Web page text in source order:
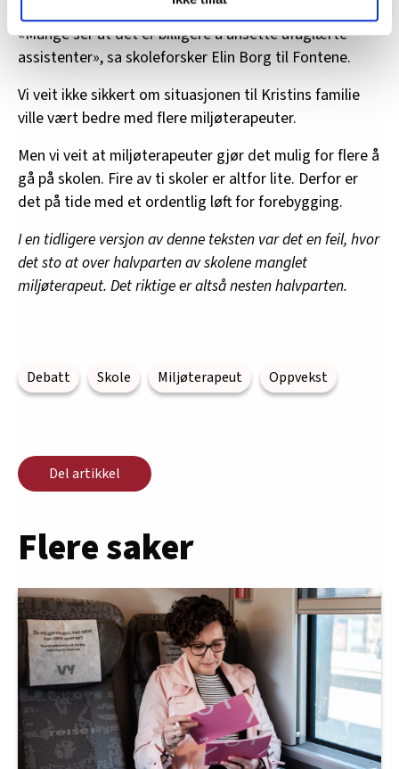
og fontene.no bruker informasjonskapsler (cookies) for å
lære hvordan våre nettsider blir brukt slik at vi tilby
relevant innhold, tilpassede annonser og utarbeide
statistikk.
Vi deler bare informasjon om hvordan du bruker
nettstedet med LO Medias egne samarbeidspartnere
innenfor analyse og annonsering. Disse er angitt i
oversikten lengre ned på denne siden.
«Mange ser at det er billigere å ansette ufaglærte
assistenter», sa skoleforsker Elin Borg til Fontene.
Vi veit ikke sikkert om situasjonen til Kristins familie
ville vært bedre med flere miljøterapeuter.
Men vi veit at miljøterapeuter gjør det mulig for flere å
gå på skolen. Fire av ti skoler er altfor lite. Derfor er
det på tide med et ordentlig løft for forebygging.
I en tidligere versjon av denne teksten var det en feil, hvor
det sto at over halvparten av skolene manglet
miljøterapeut. Det riktige er altså nesten halvparten.
Debatt Skole Miljøterapeut Oppvekst
Del artikkel
Flere saker